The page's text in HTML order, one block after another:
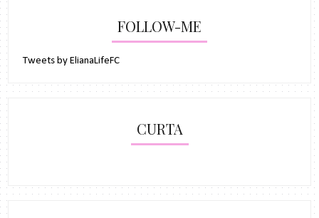
FOLLOW-ME
Tweets by ElianaLifeFC
CURTA